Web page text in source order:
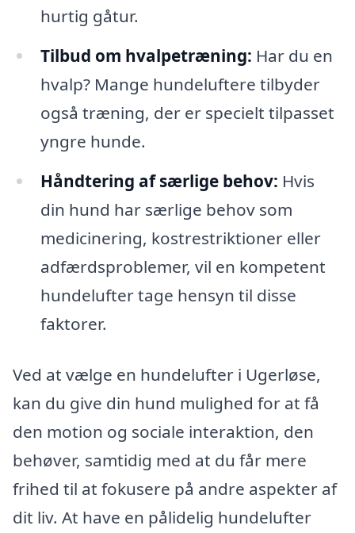
hurtig gåtur.
Tilbud om hvalpetræning: Har du en
hvalp? Mange hundeluftere tilbyder
også træning, der er specielt tilpasset
yngre hunde.
Håndtering af særlige behov: Hvis
din hund har særlige behov som
medicinering, kostrestriktioner eller
adfærdsproblemer, vil en kompetent
hundelufter tage hensyn til disse
faktorer.
Ved at vælge en hundelufter i Ugerløse,
kan du give din hund mulighed for at få
den motion og sociale interaktion, den
behøver, samtidig med at du får mere
frihed til at fokusere på andre aspekter af
dit liv. At have en pålidelig hundelufter